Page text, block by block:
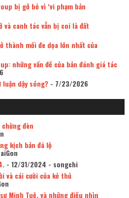
bị gỡ bỏ vì ‘vi phạm bản
và canh tác vẫn bị coi là đất
thành mối đe dọa lớn nhất của
những vấn đề của bản đánh giá tác
luận dậy sóng?- 7/23/2026
đèn
kịch bản đã lộ
- 12/31/2024 - songchi
và cái cười của kẻ thủ
Minh Tuệ, và những điều nhìn